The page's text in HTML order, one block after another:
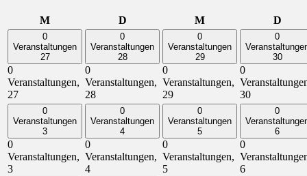
MMontag DDienstag MMittwoch D
0
Veranstaltungen
27
0
Veranstaltungen,
27
0
Veranstaltungen
28
0
Veranstaltungen,
28
0
Veranstaltungen
29
0
Veranstaltungen,
29
0
30
0
30
0
Veranstaltungen
3
0
Veranstaltungen,
3
0
Veranstaltungen
4
0
Veranstaltungen,
4
0
Veranstaltungen
5
0
Veranstaltungen,
5
0
6
0
6